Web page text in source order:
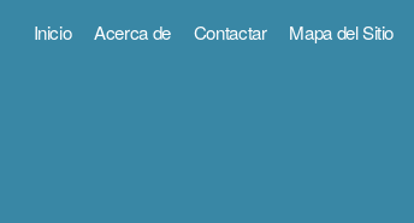
Inicio Acerca de Contactar Mapa del Sitio